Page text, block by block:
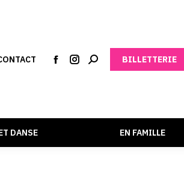
BILLETTERIE
DANSE EN FAMILLE